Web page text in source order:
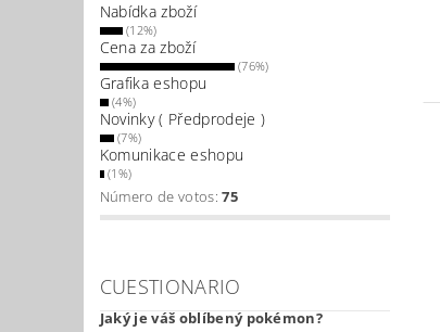
Nabídka zboží
(12%)
Cena za zboží
(76%)
Grafika eshopu
(4%)
Novinky ( Předprodeje )
(7%)
Komunikace eshopu
(1%)
Número de votos:75
CUESTIONARIO
Jaký je váš oblíbený pokémon?